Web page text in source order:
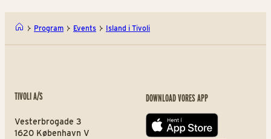
Program Events Island i Tivoli
TIVOLI A/S
Vesterbrogade 3
1620 København V
DOWNLOAD VORES APP
App store